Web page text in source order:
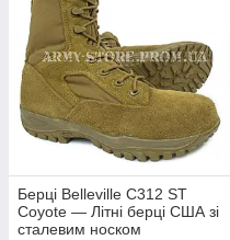
Берці Belleville C312 ST
Coyote — Літні берці США зі
сталевим носком